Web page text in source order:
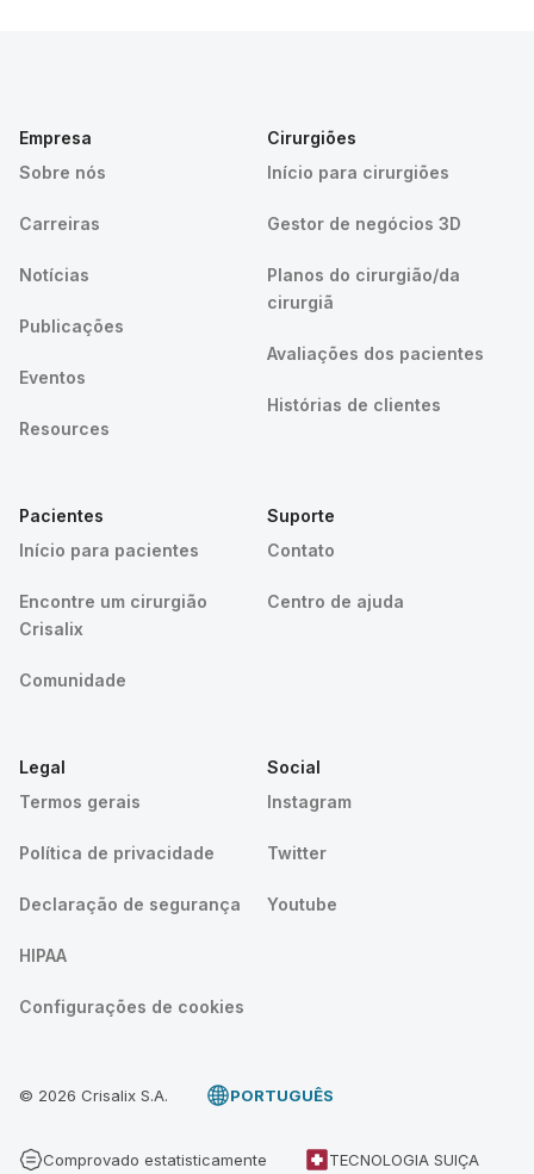
Empresa
Sobre nós
Carreiras
Notícias
Publicações
Eventos
Resources
Cirurgiões
Início para cirurgiões
Gestor de negócios 3D
Planos do cirurgião/da
cirurgiã
Avaliações dos pacientes
Histórias de clientes
Pacientes
Início para pacientes
Encontre um cirurgião
Crisalix
Comunidade
Suporte
Contato
Centro de ajuda
Legal
Termos gerais
Política de privacidade
Declaração de segurança
HIPAA
Configurações de cookies
Social
Instagram
Twitter
Youtube
© 2026 Crisalix S.A. PORTUGUÊS
Comprovado estatisticamente TECNOLOGIA SUIÇA